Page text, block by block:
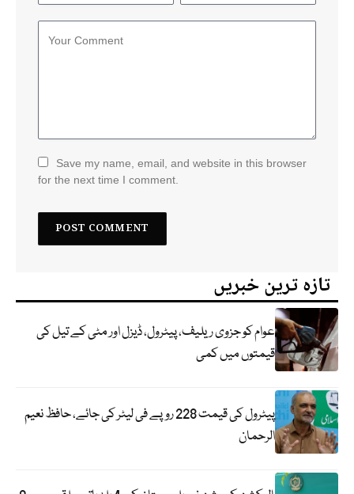
Save my name, email, and website in this browser
for the next time I comment.
تازہ ترین خبریں
عوام کو جزوی ریلیف، پیٹرول، ڈیزل اور مٹی کے تیل کی
قیمتوں میں کمی
پیٹرول کی قیمت 228 روپے فی لیٹر کی جائے، حافظ نعیم
الرحمان